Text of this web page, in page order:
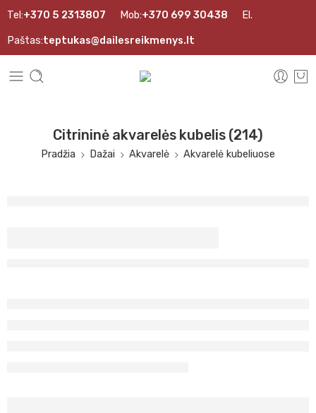
Tel:+370 5 2313807 Mob:+370 699 30438 El.
Paštas:teptukas@dailesreikmenys.lt
Citrininė akvarelės kubelis (214)
Pradžia Dažai Akvarelė Akvarelė kubeliuose